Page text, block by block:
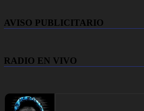
AVISO PUBLICITARIO
RADIO EN VIVO